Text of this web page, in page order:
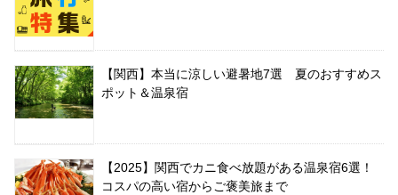
【関西】本当に涼しい避暑地7選 夏のおすすめス
ポット＆温泉宿
【2025】関西でカニ食べ放題がある温泉宿6選！
コスパの高い宿からご褒美旅まで